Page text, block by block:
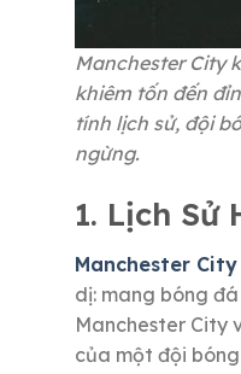
Manchester City
khiêm tốn đến
tính lịch sử, đội
ngừng.
1. Lịch Sử
Manchester City
dị: mang bóng
Manchester City
của một đội